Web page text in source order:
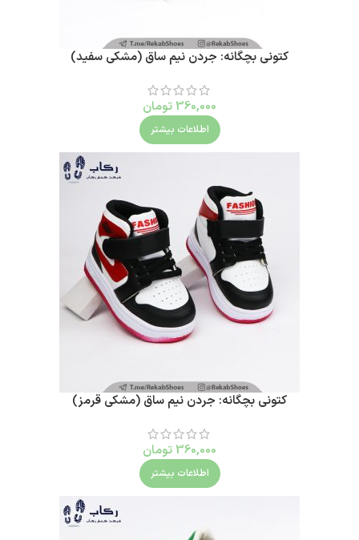
کتونی بچگانه: جردن نیم ساق (مشکی سفید)
360,000 تومان
اطلاعات بیشتر
کتونی بچگانه: جردن نیم ساق (مشکی قرمز)
360,000 تومان
اطلاعات بیشتر